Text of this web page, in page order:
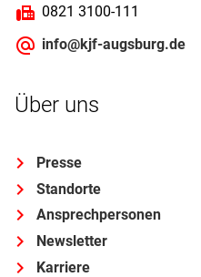
0821 3100-111
info@kjf-augsburg.de
Über uns
Presse
Standorte
Ansprechpersonen
Newsletter
Karriere